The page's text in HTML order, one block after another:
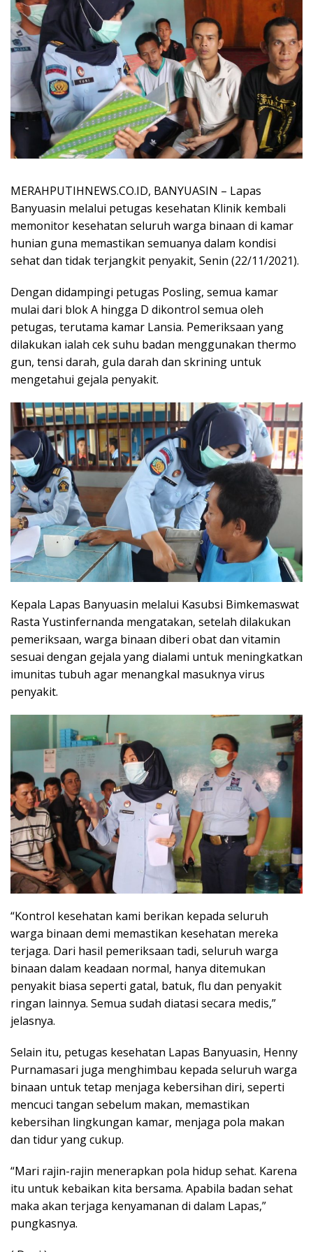
MERAHPUTIHNEWS.CO.ID, BANYUASIN – Lapas
Banyuasin melalui petugas kesehatan Klinik kembali
memonitor kesehatan seluruh warga binaan di kamar
hunian guna memastikan semuanya dalam kondisi
sehat dan tidak terjangkit penyakit, Senin (22/11/2021).
Dengan didampingi petugas Posling, semua kamar
mulai dari blok A hingga D dikontrol semua oleh
petugas, terutama kamar Lansia. Pemeriksaan yang
dilakukan ialah cek suhu badan menggunakan thermo
gun, tensi darah, gula darah dan skrining untuk
mengetahui gejala penyakit.
Kepala Lapas Banyuasin melalui Kasubsi Bimkemaswat
Rasta Yustinfernanda mengatakan, setelah dilakukan
pemeriksaan, warga binaan diberi obat dan vitamin
sesuai dengan gejala yang dialami untuk meningkatkan
imunitas tubuh agar menangkal masuknya virus
penyakit.
“Kontrol kesehatan kami berikan kepada seluruh
warga binaan demi memastikan kesehatan mereka
terjaga. Dari hasil pemeriksaan tadi, seluruh warga
binaan dalam keadaan normal, hanya ditemukan
penyakit biasa seperti gatal, batuk, flu dan penyakit
ringan lainnya. Semua sudah diatasi secara medis,”
jelasnya.
Selain itu, petugas kesehatan Lapas Banyuasin, Henny
Purnamasari juga menghimbau kepada seluruh warga
binaan untuk tetap menjaga kebersihan diri, seperti
mencuci tangan sebelum makan, memastikan
kebersihan lingkungan kamar, menjaga pola makan
dan tidur yang cukup.
“Mari rajin-rajin menerapkan pola hidup sehat. Karena
itu untuk kebaikan kita bersama. Apabila badan sehat
maka akan terjaga kenyamanan di dalam Lapas,”
pungkasnya.